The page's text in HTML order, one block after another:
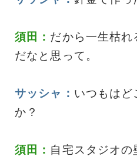
須田： だから一生枯れ
だなと思って。
サッシャ： いつもはど
か？
須田： 自宅スタジオの